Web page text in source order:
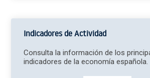
Indicadores de Actividad
Consulta la información de los
indicadores de la economía española.